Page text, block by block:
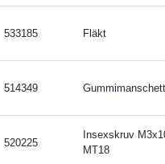
533185 Fläkt
514349
520225
Insexskruv
MT18